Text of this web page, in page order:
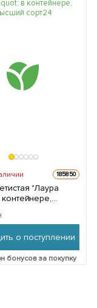
185850
"Лаура
в
о поступлении
бонусов за покупку